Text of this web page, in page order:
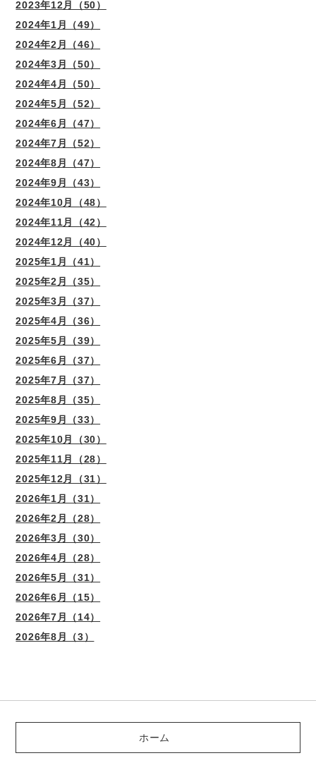
2023年12月（50）
2024年1月（49）
2024年2月（46）
2024年3月（50）
2024年4月（50）
2024年5月（52）
2024年6月（47）
2024年7月（52）
2024年8月（47）
2024年9月（43）
2024年10月（48）
2024年11月（42）
2024年12月（40）
2025年1月（41）
2025年2月（35）
2025年3月（37）
2025年4月（36）
2025年5月（39）
2025年6月（37）
2025年7月（37）
2025年8月（35）
2025年9月（33）
2025年10月（30）
2025年11月（28）
2025年12月（31）
2026年1月（31）
2026年2月（28）
2026年3月（30）
2026年4月（28）
2026年5月（31）
2026年6月（15）
2026年7月（14）
2026年8月（3）
ホーム